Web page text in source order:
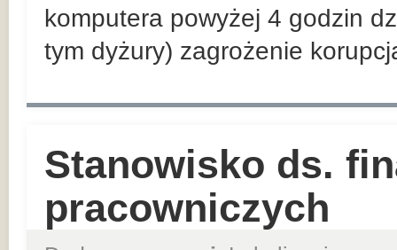
komputera powyżej 4 godzin
tym dyżury) zagrożenie
Stanowisko ds.
pracowniczych